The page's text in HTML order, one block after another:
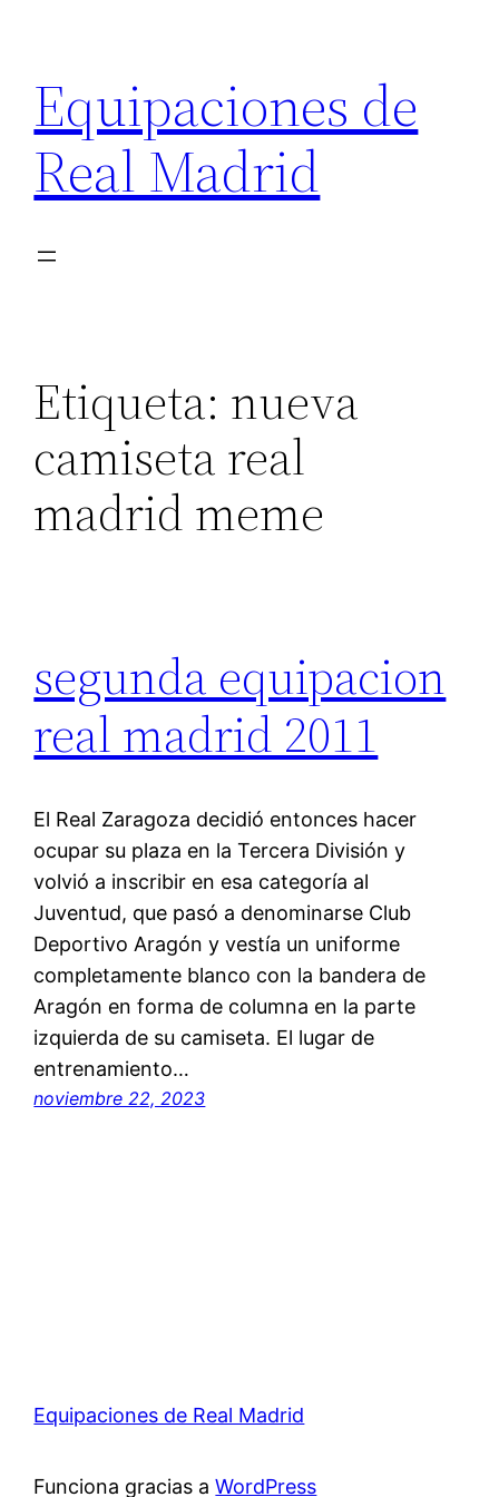
contenido
Equipaciones de
Real Madrid
Etiqueta: nueva
camiseta real
madrid meme
segunda equipacion
real madrid 2011
El Real Zaragoza decidió entonces hacer
ocupar su plaza en la Tercera División y
volvió a inscribir en esa categoría al
Juventud, que pasó a denominarse Club
Deportivo Aragón y vestía un uniforme
completamente blanco con la bandera de
Aragón en forma de columna en la parte
izquierda de su camiseta. El lugar de
entrenamiento…
noviembre 22, 2023
Equipaciones de Real Madrid
Funciona gracias aWordPress